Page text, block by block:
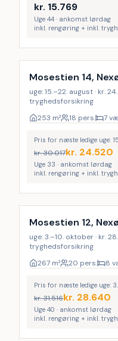
kr. 15.769
Uge 44 · ankomst lørdag
inkl. rengøring + inkl.
Inkl. rengøring
Mosestien 14,
uge: 15.–22. august · kr.
tryghedsforsikring
253 m² 18 pers. 7
Pris for næste ledige uge:
kr.30.017kr. 24.520
Uge 33 · ankomst lørdag
inkl. rengøring + inkl.
Inkl. rengøring
Mosestien 12, Nexø
uge: 3.–10. oktober · kr.
tryghedsforsikring
267 m² 20 pers. 8
Pris for næste ledige uge:
kr.31.516kr. 28.640
Uge 40 · ankomst lørdag
inkl. rengøring + inkl.
Inkl. rengøring